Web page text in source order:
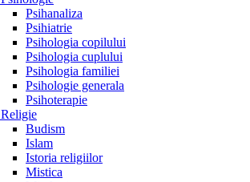
Psihanaliza
Psihiatrie
Psihologia copilului
Psihologia cuplului
Psihologia familiei
Psihologie generala
Psihoterapie
Religie
Budism
Islam
Istoria religiilor
Mistica